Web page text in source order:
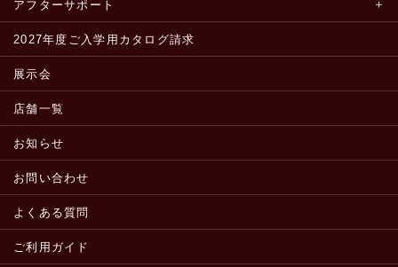
アフターサポート
2027年度ご入学用カタログ請求
展示会
店舗一覧
お知らせ
お問い合わせ
よくある質問
ご利用ガイド